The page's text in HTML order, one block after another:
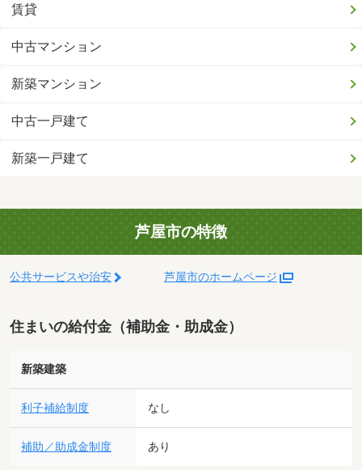
賃貸
中古マンション
新築マンション
中古一戸建て
新築一戸建て
芦屋市の特徴
公共サービスや治安 芦屋市のホームページ
住まいの給付金（補助金・助成金）
新築建築
利子補給制度 なし
補助／助成金制度 あり